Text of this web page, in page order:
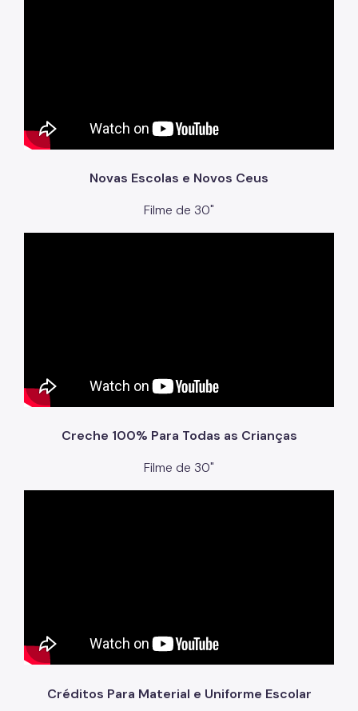
Novas Escolas e Novos Ceus
Filme de 30"
Creche 100% Para Todas as Crianças
Filme de 30"
Créditos Para Material e Uniforme Escolar